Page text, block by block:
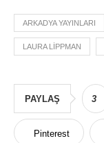
ARKADYA YAYINLARI
LAURA LIPPMAN
PAYLAŞ 3
Pinterest